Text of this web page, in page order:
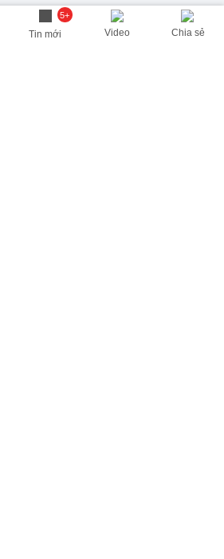
5+
Tin mới Video Chia sẻ